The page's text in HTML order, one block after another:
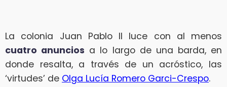
La colonia Juan Pablo II luce con al menos
cuatro anuncios a lo largo de una barda, en
donde resalta, a través de un acróstico, las
‘virtudes’ de Olga Lucía Romero Garci-Crespo.